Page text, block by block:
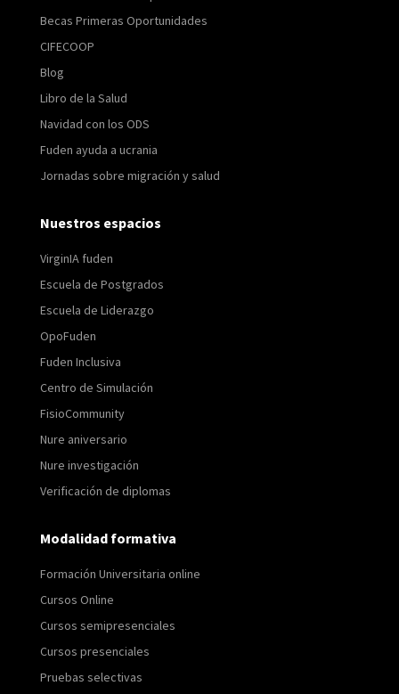
Becas Primeras Oportunidades
CIFECOOP
Blog
Libro de la Salud
Navidad con los ODS
Fuden ayuda a ucrania
Jornadas sobre migración y salud
Nuestros espacios
VirginIA fuden
Escuela de Postgrados
Escuela de Liderazgo
OpoFuden
Fuden Inclusiva
Centro de Simulación
FisioCommunity
Nure aniversario
Nure investigación
Verificación de diplomas
Modalidad formativa
Formación Universitaria online
Cursos Online
Cursos semipresenciales
Cursos presenciales
Pruebas selectivas